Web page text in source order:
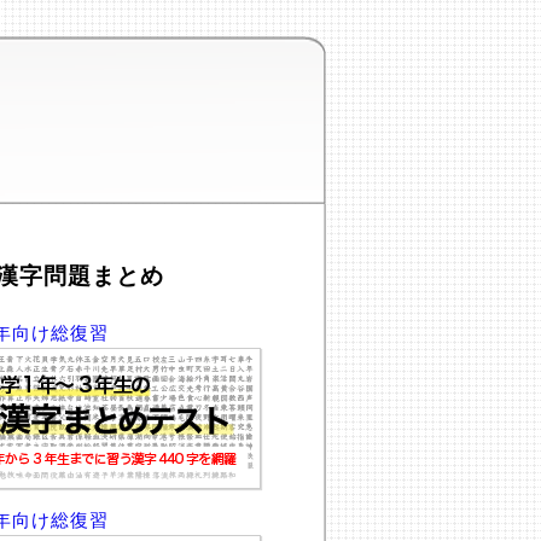
字問題まとめ
向け総復習
向け総復習